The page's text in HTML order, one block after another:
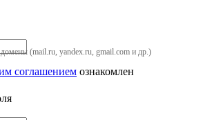
домены (mail.ru, yandex.ru, gmail.com и др.)
соглашением ознакомлен